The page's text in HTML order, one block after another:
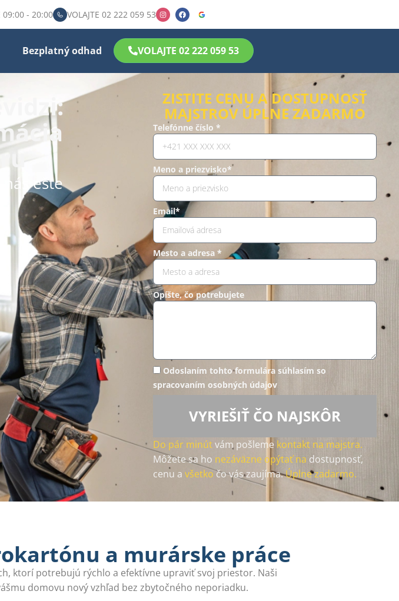
09:00 - 20:00 VOLAJTE 02 222 059 53
Bezplatný odhad VOLAJTE 02 222 059 53
ešte
ZISTITE CENU A DOSTUPNOSŤ
MAJSTROV ÚPLNE ZADARMO
Telefónne číslo *
Meno a priezvisko*
Email*
Mesto a adresa *
Opíšte, čo potrebujete
Odoslaním tohto formulára súhlasím so
spracovaním osobných údajov
VYRIEŠIŤ ČO NAJSKÔR
Do pár minútvám pošleme kontakt na majstra.
Môžete sa ho nezáväzne opýtať na dostupnosť,
cenu a všetkočo vás zaujíma.Úplne zadarmo.
a murárske práce
ktorí potrebujú rýchlo a efektívne upraviť svoj priestor. Naši
domovu nový vzhľad bez zbytočného neporiadku.